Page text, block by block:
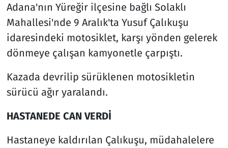
Adana'nın Yüreğir ilçesine bağlı Solaklı
Mahallesi'nde 9 Aralık'ta Yusuf Çalıkuşu
idaresindeki motosiklet, karşı yönden gelerek
dönmeye çalışan kamyonetle çarpıştı.
Kazada devrilip sürüklenen motosikletin
sürücü ağır yaralandı.
HASTANEDE CAN VERDİ
Hastaneye kaldırılan Çalıkuşu, müdahalelere
Seçim 2023
Spor
Teknoloji ve Bilim
Televizyon